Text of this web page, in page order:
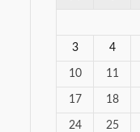
3 4
10 11
17 18
24 25